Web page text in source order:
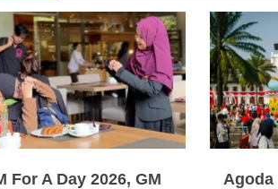
For A Day 2026, GM
Agoda